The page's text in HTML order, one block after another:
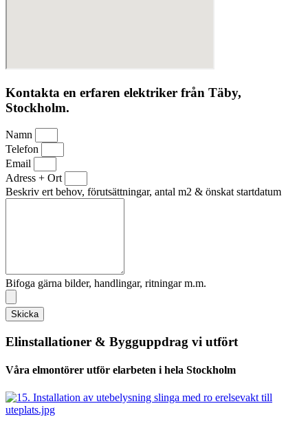
Kontakta en erfaren elektriker från Täby,
Stockholm.
Namn
Telefon
Email
Adress + Ort
Beskriv ert behov, förutsättningar, antal m2 & önskat startdatum
Bifoga gärna bilder, handlingar, ritningar m.m.
Skicka
Elinstallationer & Bygguppdrag vi utfört
Våra elmontörer utför elarbeten i hela Stockholm